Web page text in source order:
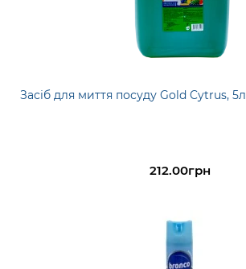
Засіб для миття посуду Gold Cytrus, 5л
212.00грн